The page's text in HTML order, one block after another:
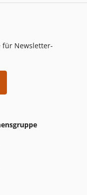
für Newsletter-